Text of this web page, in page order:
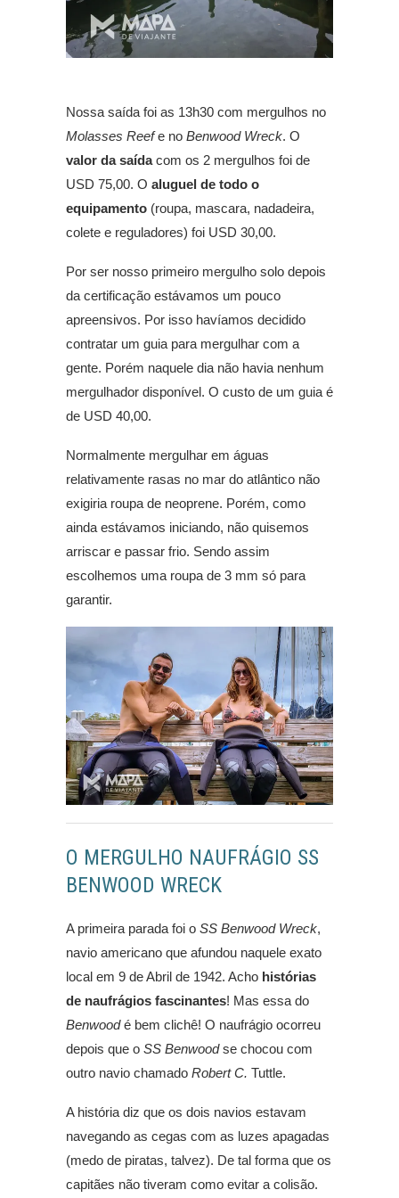
Nossa saída foi as 13h30 com mergulhos no
Molasses Reefe no Benwood Wreck. O
valor da saídacom os 2 mergulhos foi de
USD 75,00. O aluguel de todo o
equipamento (roupa, mascara, nadadeira,
colete e reguladores) foi USD 30,00.
Por ser nosso primeiro mergulho solo depois
da certificação estávamos um pouco
apreensivos. Por isso havíamos decidido
contratar um guia para mergulhar com a
gente. Porém naquele dia não havia nenhum
mergulhador disponível. O custo de um guia é
de USD 40,00.
Normalmente mergulhar em águas
relativamente rasas no mar do atlântico não
exigiria roupa de neoprene. Porém, como
ainda estávamos iniciando, não quisemos
arriscar e passar frio. Sendo assim
escolhemos uma roupa de 3 mm só para
garantir.
O MERGULHO NAUFRÁGIO SS
BENWOOD WRECK
A primeira parada foi o SS Benwood Wreck,
navio americano que afundou naquele exato
local em 9 de Abril de 1942. Acho histórias
de naufrágios fascinantes! Mas essa do
Benwoodé bem clichê! O naufrágio ocorreu
depois que o SS Benwoodse chocou com
outro navio chamado Robert C. Tuttle.
A história diz que os dois navios estavam
navegando as cegas com as luzes apagadas
(medo de piratas, talvez). De tal forma que os
capitães não tiveram como evitar a colisão.